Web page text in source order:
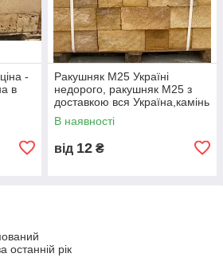
-
в
Ракушняк М25 Україні
недорого, ракушняк М25 з
доставкою вся Україна,камінь
ракушняк М25 виробник
В наявності
від 12 ₴
останній рік